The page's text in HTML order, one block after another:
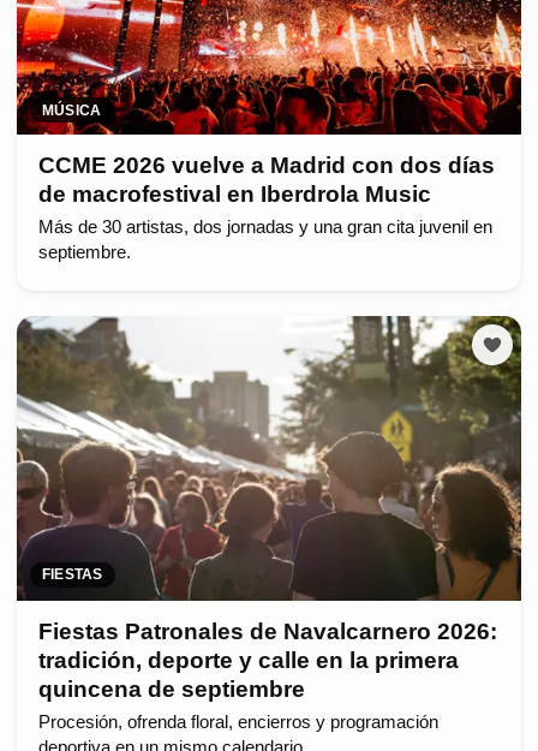
MÚSICA
CCME 2026 vuelve a Madrid con dos días
de macrofestival en Iberdrola Music
Más de 30 artistas, dos jornadas y una gran cita juvenil en
septiembre.
FIESTAS
Fiestas Patronales de Navalcarnero 2026:
tradición, deporte y calle en la primera
quincena de septiembre
Procesión, ofrenda floral, encierros y programación
deportiva en un mismo calendario.